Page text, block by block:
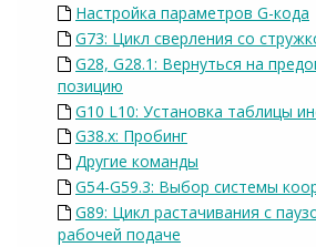
Настройка параметров G-кода
G73: Цикл сверления со
G28, G28.1: Вернуться на
позицию
G10 L10: Установка таблицы
G38.x: Пробинг
Другие команды
G54-G59.3: Выбор системы
G89: Цикл растачивания с
рабочей подаче